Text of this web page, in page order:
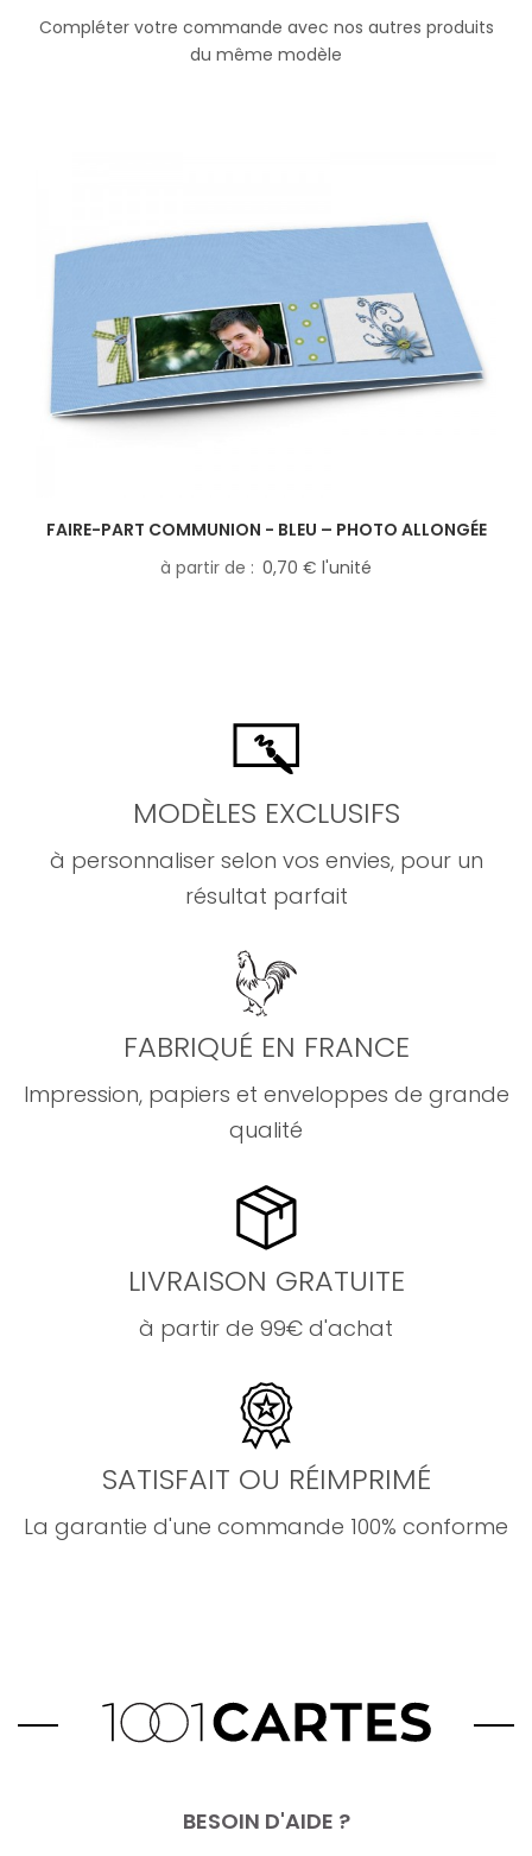
Compléter votre commande avec nos autres produits
du même modèle
FAIRE-PART COMMUNION - BLEU – PHOTO ALLONGÉE
à partir de
0,70 € l'unité
MODÈLES EXCLUSIFS
à personnaliser selon vos envies, pour un
résultat parfait
FABRIQUÉ EN FRANCE
Impression, papiers et enveloppes de grande
qualité
LIVRAISON GRATUITE
à partir de 99€ d'achat
SATISFAIT OU RÉIMPRIMÉ
La garantie d'une commande 100% conforme
BESOIN D'AIDE ?